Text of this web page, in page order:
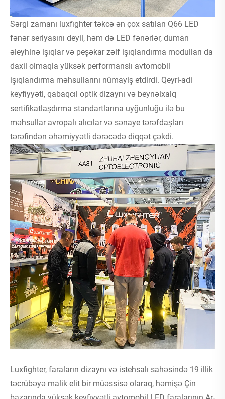
Sərgi zamanı luxfighter təkcə ən çox satılan Q66 LED
fənər seriyasını deyil, həm də LED fənərlər, duman
əleyhinə işıqlar və peşəkar zəif işıqlandırma modulları da
daxil olmaqla yüksək performanslı avtomobil
işıqlandırma məhsullarını nümayiş etdirdi. Qeyri-adi
keyfiyyəti, qabaqcıl optik dizaynı və beynəlxalq
sertifikatlaşdırma standartlarına uyğunluğu ilə bu
məhsullar avropalı alıcılar və sənaye tərəfdaşları
tərəfindən əhəmiyyətli dərəcədə diqqət çəkdi.
Luxfighter, faraların dizaynı və istehsalı sahəsində 19 illik
təcrübəyə malik elit bir müəssisə olaraq, həmişə Çin